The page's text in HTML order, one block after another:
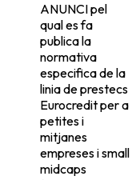
ANUNCI pel
qual es fa
publica la
normativa
especifica de la
linia de prestecs
Eurocredit per a
petites i
mitjanes
empreses i small
midcaps